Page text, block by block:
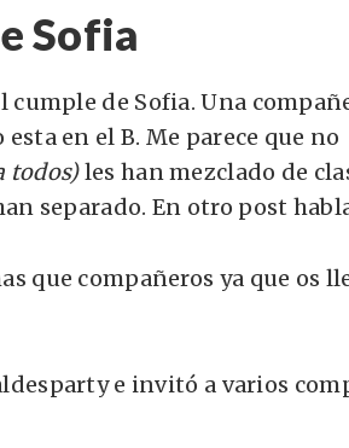
Sofia
cumple de Sofia. Una
esta en el B. Me parece que
todos)les han mezclado de
separado. En otro post
que compañeros ya que os
e invitó a varios